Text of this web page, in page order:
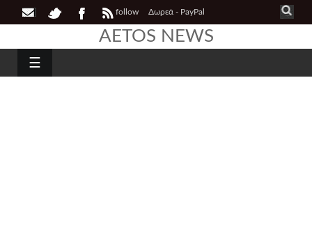
follow Δωρεά - PayPal
AETOS NEWS
☰